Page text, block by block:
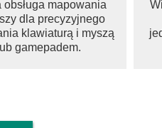
obsługa mapowania
dla precyzyjnego
klawiaturą i myszą
lub gamepadem.